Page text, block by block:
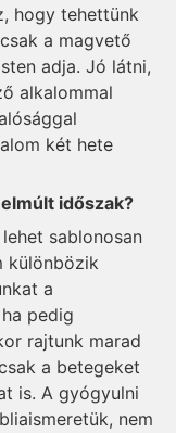
hogy tehettünk
a magvető
adja. Jó látni,
alkalommal
két hete
időszak?
sablonosan
különbözik
a
pedig
rajtunk marad
a betegeket
is. A gyógyulni
nem